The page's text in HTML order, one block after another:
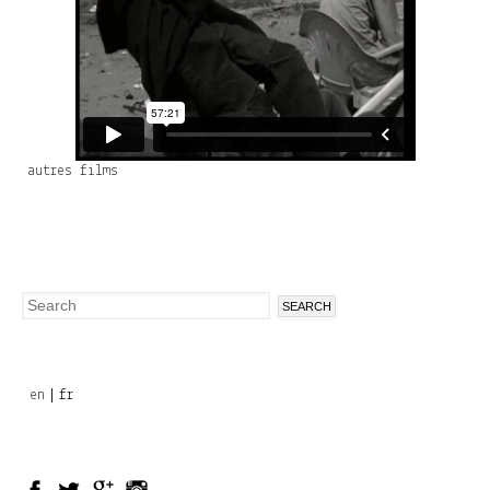
autres films
Search
en fr